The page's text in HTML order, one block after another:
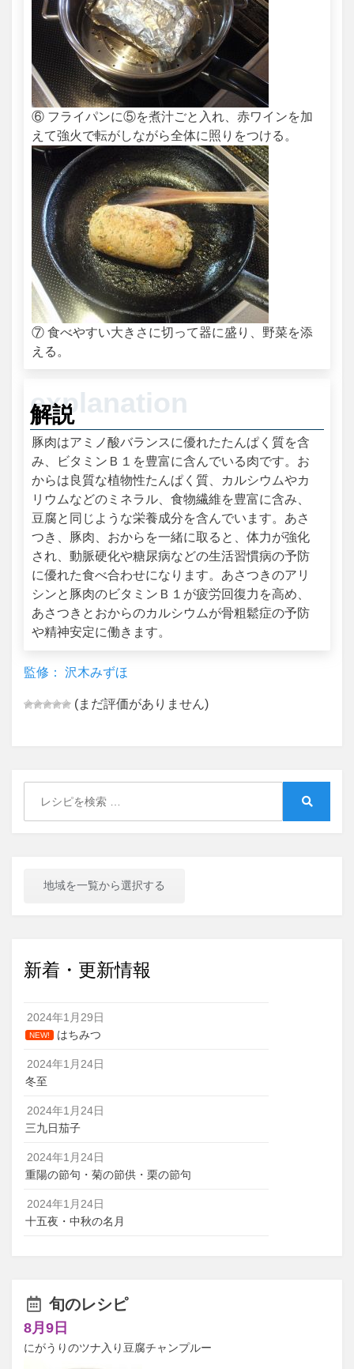
⑥ フライパンに⑤を煮汁ごと入れ、赤ワインを加
えて強火で転がしながら全体に照りをつける。
⑦ 食べやすい大きさに切って器に盛り、野菜を添
える。
解説
豚肉はアミノ酸バランスに優れたたんぱく質を含
み、ビタミンＢ１を豊富に含んでいる肉です。お
からは良質な植物性たんぱく質、カルシウムやカ
リウムなどのミネラル、食物繊維を豊富に含み、
豆腐と同じような栄養成分を含んでいます。あさ
つき、豚肉、おからを一緒に取ると、体力が強化
され、動脈硬化や糖尿病などの生活習慣病の予防
に優れた食べ合わせになります。あさつきのアリ
シンと豚肉のビタミンＢ１が疲労回復力を高め、
あさつきとおからのカルシウムが骨粗鬆症の予防
や精神安定に働きます。
監修： 沢木みずほ
(まだ評価がありません)
地域を一覧から選択する
新着・更新情報
2024年1月29日
NEW! はちみつ
2024年1月24日
冬至
2024年1月24日
三九日茄子
2024年1月24日
重陽の節句・菊の節供・栗の節句
2024年1月24日
十五夜・中秋の名月
旬のレシピ
8月9日
にがうりのツナ入り豆腐チャンプルー